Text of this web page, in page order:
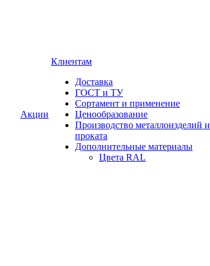
Акции
Клиентам
Доставка
ГОСТ и ТУ
Сортамент и применение
Ценообразование
Производство металлоизделий и
проката
Дополнительные материалы
Цвета RAL